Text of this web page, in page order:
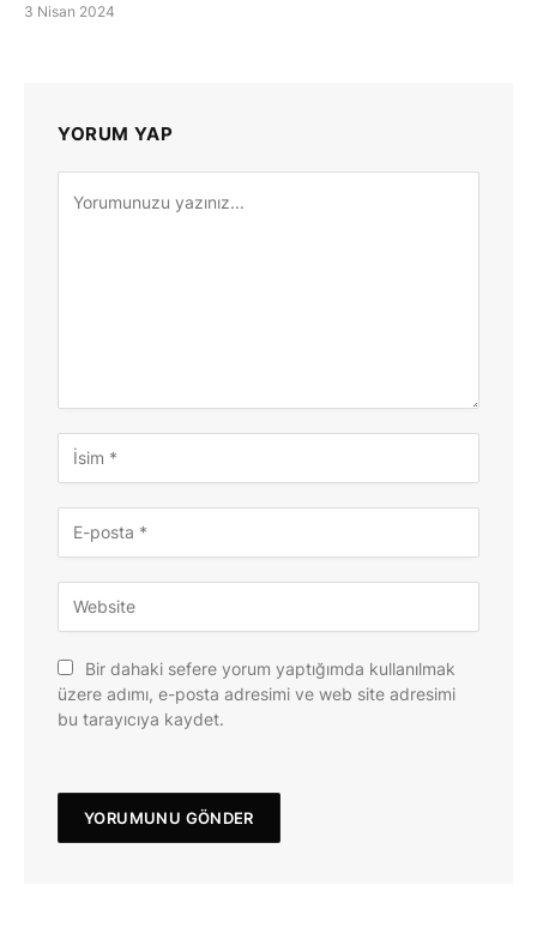
3 Nisan 2024
YORUM YAP
Bir dahaki sefere yorum yaptığımda kullanılmak
üzere adımı, e-posta adresimi ve web site adresimi
bu tarayıcıya kaydet.